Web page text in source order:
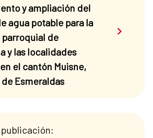
y ampliación del
agua potable para la
de
y las localidades
el cantón Muisne,
Esmeraldas
Saber